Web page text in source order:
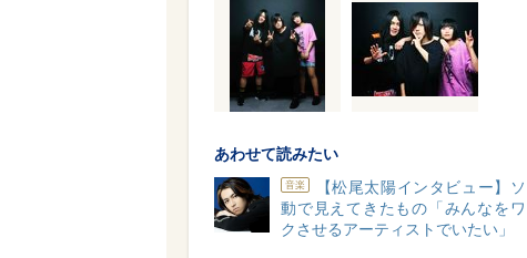
あわせて読みたい
音楽
【松尾太陽インタビュー】
動で見えてきたもの「みんなをワ
クさせるアーティストでいたい」